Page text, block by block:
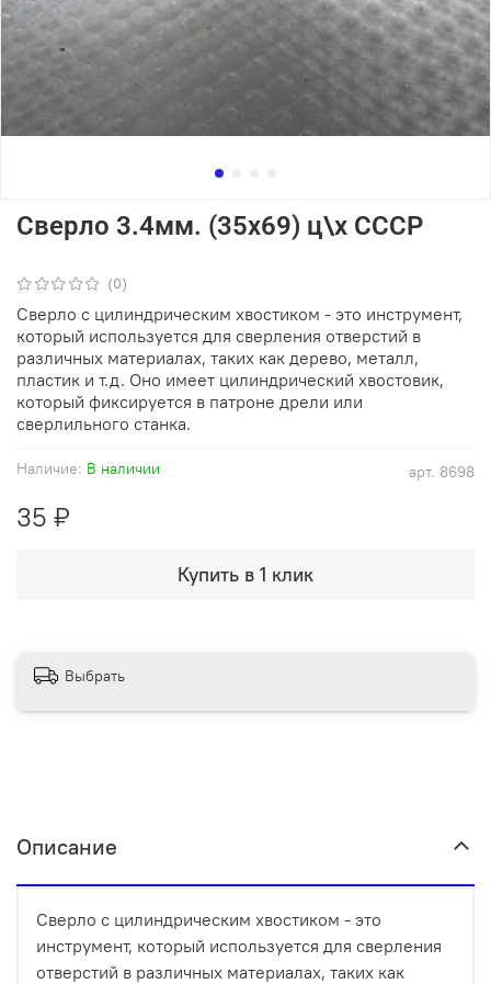
(0)
арт. 8698
Наличие: В наличии
Сверло 3.4мм. (35х69) ц\х СССР
35 ₽
Купить в 1 клик
Сверло с цилиндрическим хвостиком - это инструмент,
который используется для сверления отверстий в
различных материалах, таких как дерево, металл,
пластик и т.д. Оно имеет цилиндрический хвостовик,
который фиксируется в патроне дрели или
сверлильного станка.
Выбрать
Описание
Сверло с цилиндрическим хвостиком - это
инструмент, который используется для сверления
отверстий в различных материалах, таких как